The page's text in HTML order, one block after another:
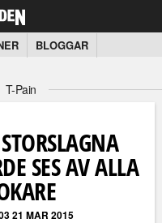
BLOGGAR
T-Pain
SES AV ALLA
21 MAR 2015